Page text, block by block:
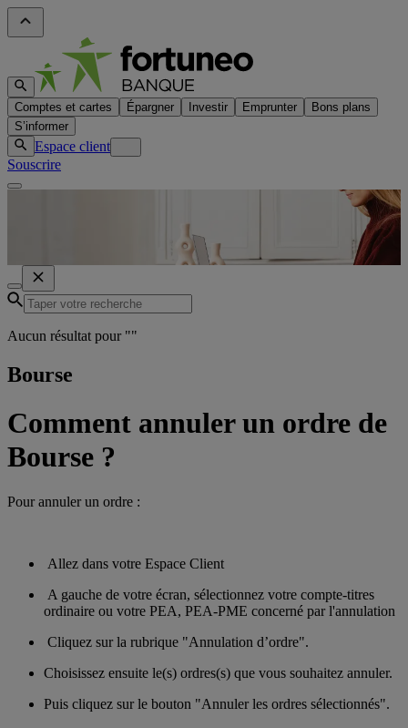
Comptes et cartes Épargner Investir Emprunter
Bons plans
S’informer
Espace client
Souscrire
Aucun résultat pour ""
Bourse
Comment annuler un ordre de
Bourse ?
Pour annuler un ordre :
Allez dans votre Espace Client
A gauche de votre écran, sélectionnez votre compte-titres
ordinaire ou votre PEA, PEA-PME concerné par l'annulation
Cliquez sur la rubrique "Annulation d’ordre".
Choisissez ensuite le(s) ordres(s) que vous souhaitez annuler.
Puis cliquez sur le bouton "Annuler les ordres sélectionnés".